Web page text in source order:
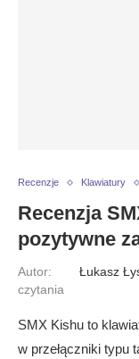
Recenzje Klawiatury
Recenzja
pozytywne
Autor: Łukasz
czytania
SMX Kishu to
w przełączniki typu